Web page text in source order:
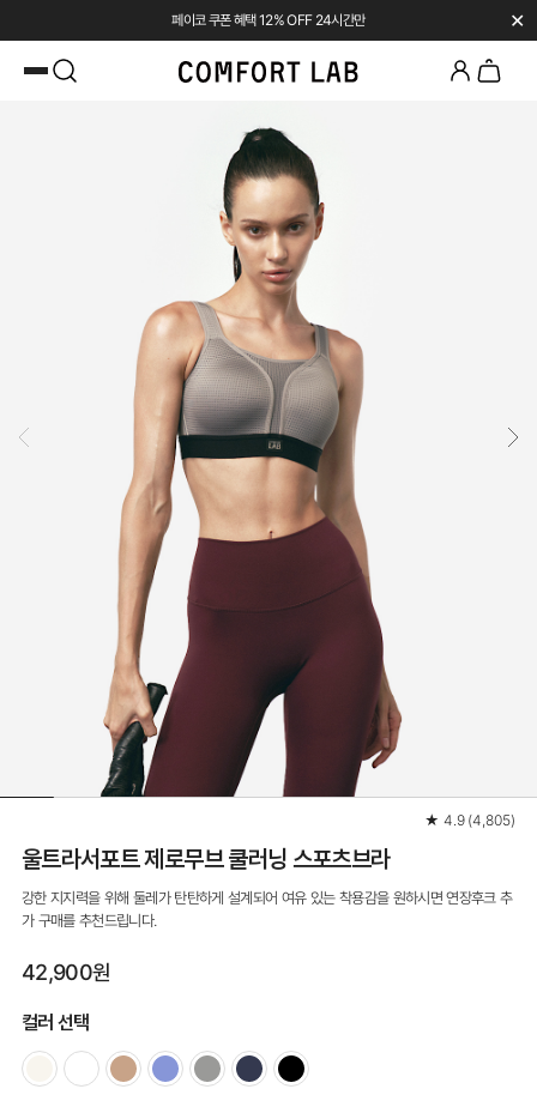
페이코 쿠폰 혜택 12% OFF 24시간만 ✕
★ 4.9 (4,805)
울트라서포트 제로무브 쿨러닝 스포츠브라
강한 지지력을 위해 둘레가 탄탄하게 설계되어 여유 있는 착용감을 원하시면 연장후크 추
가 구매를 추천드립니다.
42,900원
컬러 선택